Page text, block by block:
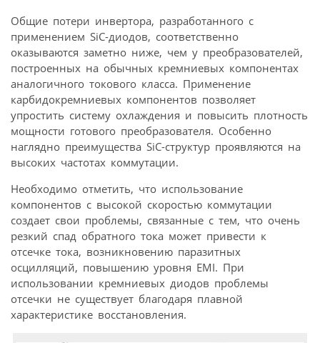
Общие потери инвертора, разработанного с
применением SiC-диодов, соответственно
оказываются заметно ниже, чем у преобразователей,
построенных на обычных кремниевых компонентах
аналогичного токового класса. Применение
карбидокремниевых компонентов позволяет
упростить систему охлаждения и повысить плотность
мощности готового преобразователя. Особенно
наглядно преимущества SiC-структур проявляются на
высоких частотах коммутации.
Необходимо отметить, что использование
компонентов с высокой скоростью коммутации
создает свои проблемы, связанные с тем, что очень
резкий спад обратного тока может привести к
отсечке тока, возникновению паразитных
осцилляций, повышению уровня EMI. При
использовании кремниевых диодов проблемы
отсечки не существует благодаря плавной
характеристике восстановления.